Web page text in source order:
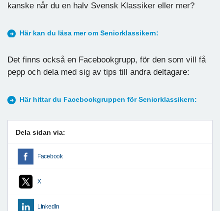
kanske når du en halv Svensk Klassiker eller mer?
Här kan du läsa mer om Seniorklassikern:
Det finns också en Facebookgrupp, för den som vill få
pepp och dela med sig av tips till andra deltagare:
Här hittar du Facebookgruppen för Seniorklassikern:
Dela sidan via:
Facebook
X
LinkedIn